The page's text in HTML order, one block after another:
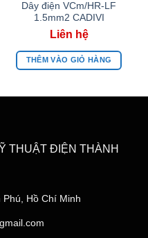
Dây điện VCm/HR-LF
1.5mm2 CADIVI
THÊM VÀO GIỎ HÀNG
THUẬT ĐIỆN THÀNH
Hồ Chí Minh